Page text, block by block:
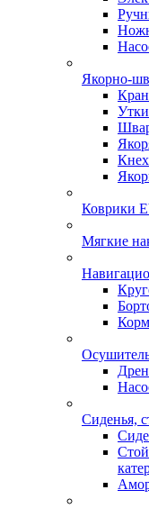
Якорно-
Коврики
Мягкие
Сиденья,